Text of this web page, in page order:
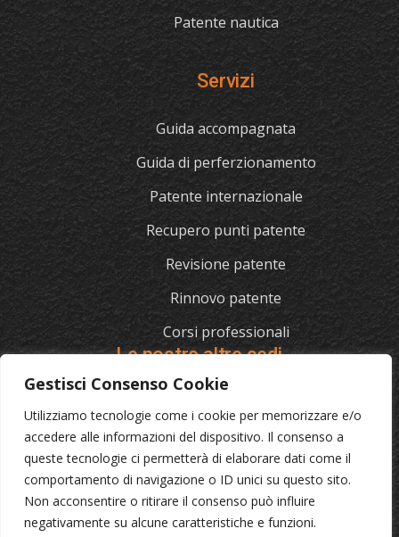
Gestisci Consenso Cookie
Utilizziamo tecnologie come i cookie per memorizzare e/o
accedere alle informazioni del dispositivo. Il consenso a
queste tecnologie ci permetterà di elaborare dati come il
comportamento di navigazione o ID unici su questo sito.
Non acconsentire o ritirare il consenso può influire
negativamente su alcune caratteristiche e funzioni.
Patente nautica
Servizi
Guida accompagnata
Guida di perferzionamento
Patente internazionale
Recupero punti patente
Revisione patente
Rinnovo patente
Corsi professionali
Le nostre altre sedi
L'AUTOSCUOLA
070/721841
Via Cagliari 129, 09012 Capoterra (Ca)